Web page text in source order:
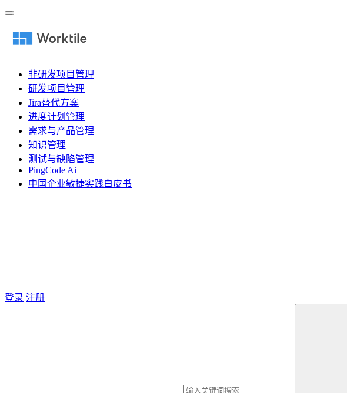
非研发项目管理
研发项目管理
Jira替代方案
进度计划管理
需求与产品管理
知识管理
测试与缺陷管理
PingCode Ai
中国企业敏捷实践白皮书
登录 注册